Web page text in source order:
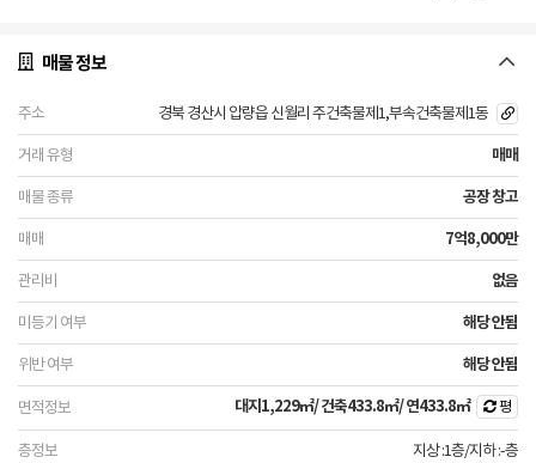
매물 정보
경북 경산시 압량읍 신월리 주건축물제1,부속건축물제1동
매매
공장 창고
7억8,000만
없음
해당 안됨
해당 안됨
대지 1,229㎡/ 건축433.8㎡/ 연433.8㎡ 평
지상 :1층/지하 :-층